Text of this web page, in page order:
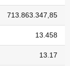
713.863.347,85
13.458
13.17